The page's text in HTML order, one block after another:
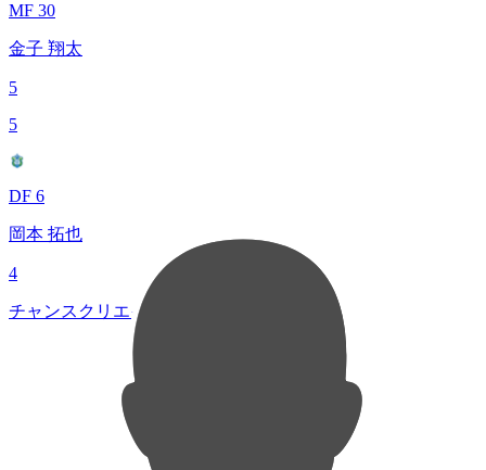
MF 30
金子 翔太
5
5
DF 6
岡本 拓也
4
チャンスクリエイト総数